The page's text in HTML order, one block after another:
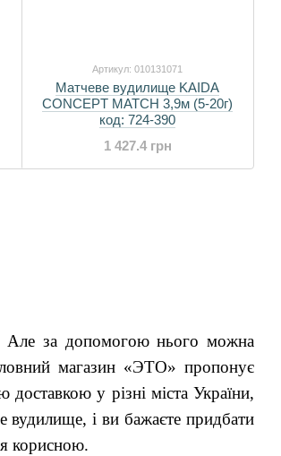
Але за допомогою нього можна
магазин «ЭТО» пропонує
у різні міста України,
вудилище, і ви бажаєте придбати
корисною.
Артикул: 010131071
Матчеве вудилище KAIDA
CONCEPT MATCH 3,9м (5-20г)
код: 724-390
1 427.4 грн